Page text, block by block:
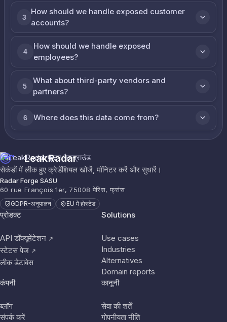
3
How should we handle exposed customer
accounts?
4
How should we handle exposed
employees?
5
What about third-party vendors and
partners?
6 Where does this data come from?
LeakRadar
सेकंडों में लीक हुए क्रेडेंशियल खोजें, मॉनिटर करें और सुधारें।
Radar Forge SASU
60 rue François 1er, 75008 पेरिस, फ्रांस
GDPR-अनुपालन EU में होस्टेड
प्रोडक्ट
API डॉक्यूमेंटेशन ↗
स्टेटस पेज ↗
लीक डेटाबेस
Solutions
Use cases
Industries
Alternatives
Domain reports
कंपनी
ब्लॉग
संपर्क करें
कानूनी
सेवा की शर्तें
गोपनीयता नीति